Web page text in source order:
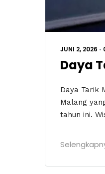
JUNI 2, 2026 •
Daya
Daya Tarik
Malang
tahun ini.